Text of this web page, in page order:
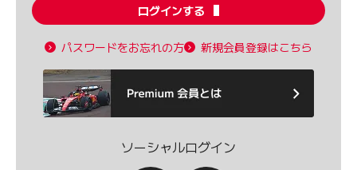
ログインする
パスワードをお忘れの方 新規会員登録はこちら
ソーシャルログイン